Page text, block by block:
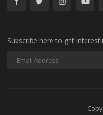
Subscribe here to get